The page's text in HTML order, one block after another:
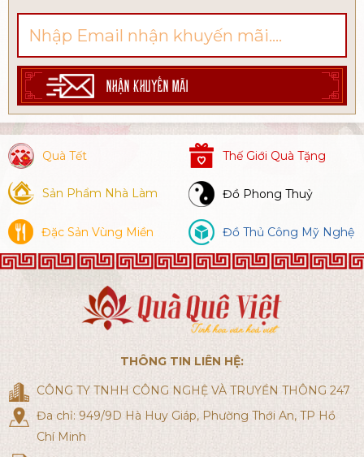
NHẬN KHUYẾN MÃI
Quà Tết Thế Giới Quà Tặng
Sản Phẩm Nhà Làm Đồ Phong Thuỷ
Đặc Sản Vùng Miền Đồ Thủ Công Mỹ Nghệ
THÔNG TIN LIÊN HỆ:
CÔNG TY TNHH CÔNG NGHỆ VÀ TRUYỀN THÔNG 247
Đa chỉ: 949/9D Hà Huy Giáp, Phường Thới An, TP Hồ
Chí Minh